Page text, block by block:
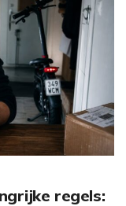
regels: